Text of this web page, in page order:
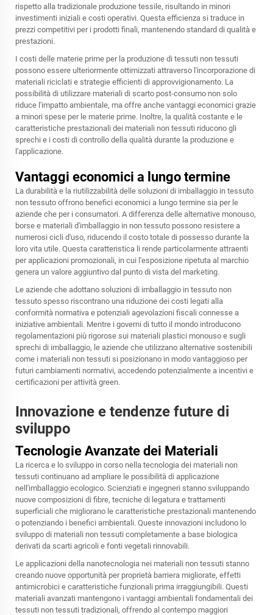
rispetto alla tradizionale produzione tessile, risultando in minori
investimenti iniziali e costi operativi. Questa efficienza si traduce in
prezzi competitivi per i prodotti finali, mantenendo standard di qualità e
prestazioni.
I costi delle materie prime per la produzione di tessuti non tessuti
possono essere ulteriormente ottimizzati attraverso l'incorporazione di
materiali riciclati e strategie efficienti di approvvigionamento. La
possibilità di utilizzare materiali di scarto post-consumo non solo
riduce l'impatto ambientale, ma offre anche vantaggi economici grazie
a minori spese per le materie prime. Inoltre, la qualità costante e le
caratteristiche prestazionali dei materiali non tessuti riducono gli
sprechi e i costi di controllo della qualità durante la produzione e
l'applicazione.
Vantaggi economici a lungo termine
La durabilità e la riutilizzabilità delle soluzioni di imballaggio in tessuto
non tessuto offrono benefici economici a lungo termine sia per le
aziende che per i consumatori. A differenza delle alternative monouso,
borse e materiali d'imballaggio in non tessuto possono resistere a
numerosi cicli d'uso, riducendo il costo totale di possesso durante la
loro vita utile. Questa caratteristica li rende particolarmente attraenti
per applicazioni promozionali, in cui l'esposizione ripetuta al marchio
genera un valore aggiuntivo dal punto di vista del marketing.
Le aziende che adottano soluzioni di imballaggio in tessuto non
tessuto spesso riscontrano una riduzione dei costi legati alla
conformità normativa e potenziali agevolazioni fiscali connesse a
iniziative ambientali. Mentre i governi di tutto il mondo introducono
regolamentazioni più rigorose sui materiali plastici monouso e sugli
sprechi di imballaggio, le aziende che utilizzano alternative sostenibili
come i materiali non tessuti si posizionano in modo vantaggioso per
futuri cambiamenti normativi, accedendo potenzialmente a incentivi e
certificazioni per attività green.
Innovazione e tendenze future di
sviluppo
Tecnologie Avanzate dei Materiali
La ricerca e lo sviluppo in corso nella tecnologia dei materiali non
tessuti continuano ad ampliare le possibilità di applicazione
nell'imballaggio ecologico. Scienziati e ingegneri stanno sviluppando
nuove composizioni di fibre, tecniche di legatura e trattamenti
superficiali che migliorano le caratteristiche prestazionali mantenendo
o potenziando i benefici ambientali. Queste innovazioni includono lo
sviluppo di materiali non tessuti completamente a base biologica
derivati da scarti agricoli e fonti vegetali rinnovabili.
Le applicazioni della nanotecnologia nei materiali non tessuti stanno
creando nuove opportunità per proprietà barriera migliorate, effetti
antimicrobici e caratteristiche funzionali prima irraggiungibili. Questi
materiali avanzati mantengono i vantaggi ambientali fondamentali dei
tessuti non tessuti tradizionali, offrendo al contempo maggiori